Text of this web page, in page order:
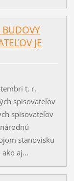
JE
t. r.
spisovateľov
spisovateľov
stanovisku
aj...